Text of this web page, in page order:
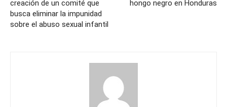
creación de un comité que
busca eliminar la impunidad
sobre el abuso sexual infantil
hongo negro en Honduras